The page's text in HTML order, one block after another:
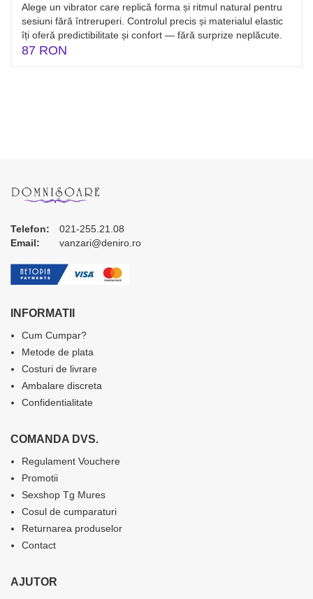
Alege un vibrator care replică forma și ritmul natural pentru
sesiuni fără întreruperi. Controlul precis și materialul elastic
îți oferă predictibilitate și confort — fără surprize neplăcute.
87 RON
Telefon:
021-255.21.08
Email:
vanzari@deniro.ro
INFORMATII
Cum Cumpar?
Metode de plata
Costuri de livrare
Ambalare discreta
Confidentialitate
COMANDA DVS.
Regulament Vouchere
Promotii
Sexshop Tg Mures
Cosul de cumparaturi
Returnarea produselor
Contact
AJUTOR